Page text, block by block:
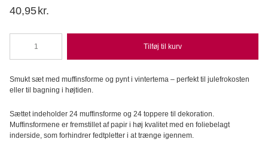
40,95 kr.
-
Stars
Cupcake
24
sæt
antal
Tilføj til kurv
Smukt sæt med muffinsforme og pynt i vintertema – perfekt til julefrokosten
eller til bagning i højtiden.
Sættet indeholder 24 muffinsforme og 24 toppere til dekoration.
Muffinsformene er fremstillet af papir i høj kvalitet med en foliebelagt
inderside, som forhindrer fedtpletter i at trænge igennem.